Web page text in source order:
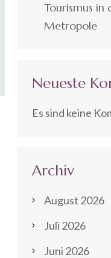
Tourismus in
Metropole
Neueste
Es sind keine
Archiv
August 2026
Juli 2026
Juni 2026